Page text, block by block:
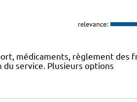
relevance:
médicaments, règlement des
service. Plusieurs options